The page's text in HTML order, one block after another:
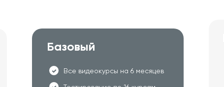
Базовый
Все видеокурсы на 6 месяцев